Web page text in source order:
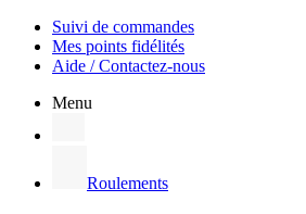
Suivi de commandes
Mes points fidélités
Aide / Contactez-nous
Menu
Roulements